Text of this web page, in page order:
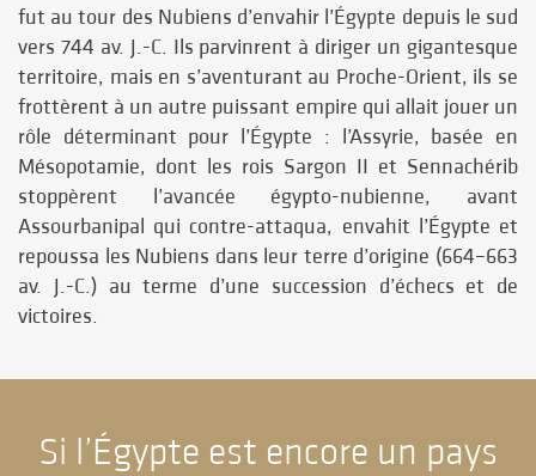
fut au tour des Nubiens d’envahir l’Égypte depuis le sud
vers 744 av. J.-C. Ils parvinrent à diriger un gigantesque
territoire, mais en s’aventurant au Proche-Orient, ils se
frottèrent à un autre puissant empire qui allait jouer un
rôle déterminant pour l’Égypte : l’Assyrie, basée en
Mésopotamie, dont les rois Sargon II et Sennachérib
stoppèrent l’avancée égypto-nubienne, avant
Assourbanipal qui contre-attaqua, envahit l’Égypte et
repoussa les Nubiens dans leur terre d’origine (664–663
av. J.-C.) au terme d’une succession d’échecs et de
victoires.
Si l’Égypte est encore un pays